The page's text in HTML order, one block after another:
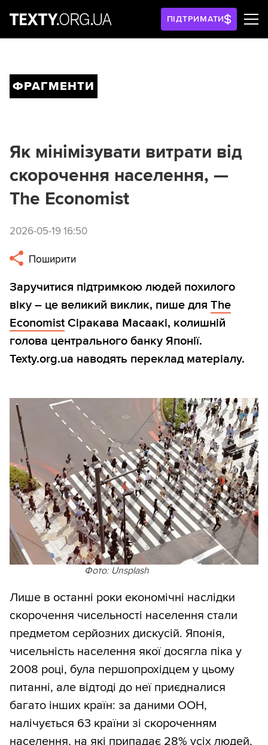
ПІДТРИМАТИ
ФРАГМЕНТИ
Як мінімізувати витрати від
скорочення населення, —
The Economist
2026-05-19 16:50
Поширити
Заручитися підтримкою людей похилого
віку – це великий виклик, пише для The
Economist Сіракава Масаакі, колишній
голова центрального банку Японії.
Texty.org.ua наводять переклад матеріалу.
Фото: Unsplash
Лише в останні роки економічні наслідки
скорочення чисельності населення стали
предметом серйозних дискусій. Японія,
чисельність населення якої досягла піка у
2008 році, була першопрохідцем у цьому
питанні, але відтоді до неї приєдналися
багато інших країн: за даними ООН,
налічується 63 країни зі скороченням
населення, на які припадає 28% усіх людей,